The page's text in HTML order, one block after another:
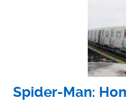
Spider-Man: